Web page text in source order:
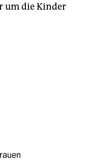
um die Kinder